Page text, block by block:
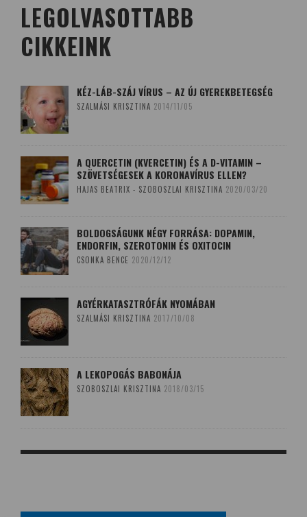
LEGOLVASOTTABB
CIKKEINK
KÉZ-LÁB-SZÁJ VÍRUS – AZ ÚJ GYEREKBETEGSÉG
SZALMÁSI KRISZTINA 2014/11/05
A QUERCETIN (KVERCETIN) ÉS A D-VITAMIN –
SZÖVETSÉGESEK A KORONAVÍRUS ELLEN?
HAJAS BEATRIX - SZOBOSZLAI KRISZTINA 2020/03/20
BOLDOGSÁGUNK NÉGY FORRÁSA: DOPAMIN,
ENDORFIN, SZEROTONIN ÉS OXITOCIN
CSONKA BENCE 2020/12/12
AGYÉRKATASZTRÓFÁK NYOMÁBAN
SZALMÁSI KRISZTINA 2017/10/08
A LEKOPOGÁS BABONÁJA
SZOBOSZLAI KRISZTINA 2018/03/15